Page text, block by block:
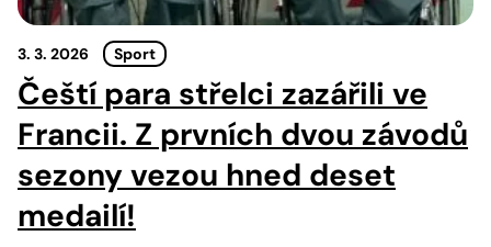
3. 3. 2026 Sport
Čeští para střelci zazářili ve
Francii. Z prvních dvou závodů
sezony vezou hned deset
medailí!